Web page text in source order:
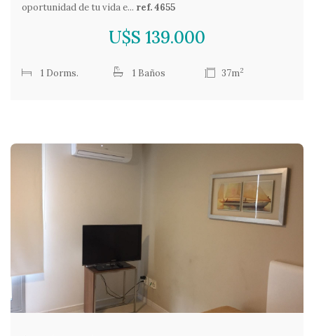
oportunidad de tu vida e... ref. 4655
U$S 139.000
1 Dorms. 1 Baños 37m2